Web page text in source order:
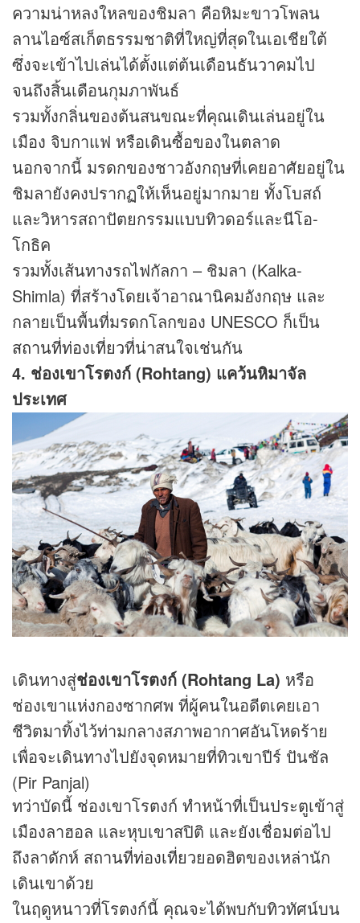
ความน่าหลงใหลของชิมลา คือหิมะขาวโพลน
ลานไอซ์สเก็ตธรรมชาติที่ใหญ่ที่สุดในเอเชียใต้
ซึ่งจะเข้าไปเล่นได้ตั้งแต่ต้นเดือนธันวาคมไป
จนถึงสิ้นเดือนกุมภาพันธ์
รวมทั้งกลิ่นของต้นสนขณะที่คุณเดินเล่นอยู่ใน
เมือง จิบกาแฟ หรือเดินซื้อของในตลาด
นอกจากนี้ มรดกของชาวอังกฤษที่เคยอาศัยอยู่ใน
ชิมลายังคงปรากฏให้เห็นอยู่มากมาย ทั้งโบสถ์
และวิหารสถาปัตยกรรมแบบทิวดอร์และนีโอ-
โกธิค
รวมทั้งเส้นทางรถไฟกัลกา – ชิมลา (Kalka-
Shimla) ที่สร้างโดยเจ้าอาณานิคมอังกฤษ และ
กลายเป็นพื้นที่มรดกโลกของ UNESCO ก็เป็น
สถานที่ท่องเที่ยวที่น่าสนใจเช่นกัน
4. ช่องเขาโรตงก์ (Rohtang) แคว้นหิมาจัล
ประเทศ
เดินทางสู่ช่องเขาโรตงก์ (Rohtang La) หรือ
ช่องเขาแห่งกองซากศพ ที่ผู้คนในอดีตเคยเอา
ชีวิตมาทิ้งไว้ท่ามกลางสภาพอากาศอันโหดร้าย
เพื่อจะเดินทางไปยังจุดหมายที่ทิวเขาปีร์ ปันชัล
(Pir Panjal)
ทว่าบัดนี้ ช่องเขาโรตงก์ ทำหน้าที่เป็นประตูเข้าสู่
เมืองลาฮอล และหุบเขาสปิติ และยังเชื่อมต่อไป
ถึงลาดักห์ สถานที่ท่องเที่ยวยอดฮิตของเหล่านัก
เดินเขาด้วย
ในฤดูหนาวที่โรตงก์นี้ คุณจะได้พบกับทิวทัศน์บน